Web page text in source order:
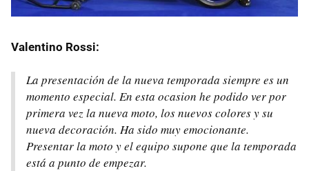
Valentino Rossi:
La presentación de la nueva temporada siempre es un
momento especial. En esta ocasion he podido ver por
primera vez la nueva moto, los nuevos colores y su
nueva decoración. Ha sido muy emocionante.
Presentar la moto y el equipo supone que la temporada
está a punto de empezar.